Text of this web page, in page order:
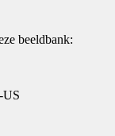
beeldbank: